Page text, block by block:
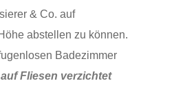
& Co. auf
abstellen zu können.
Badezimmer
Fliesen verzichtet